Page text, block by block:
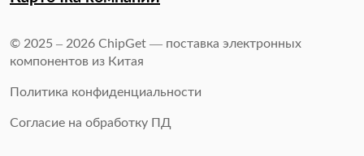
© 2025 – 2026 ChipGet — поставка электронных
компонентов из Китая
Политика конфиденциальности
Согласие на обработку ПД